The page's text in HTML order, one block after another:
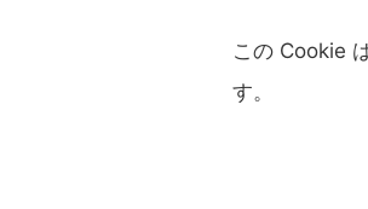
この Cookie
す。